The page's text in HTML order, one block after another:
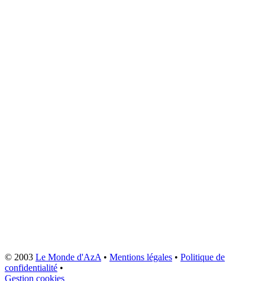
© 2003 Le Monde d'AzA • Mentions légales • Politique de
confidentialité •
Gestion cookies